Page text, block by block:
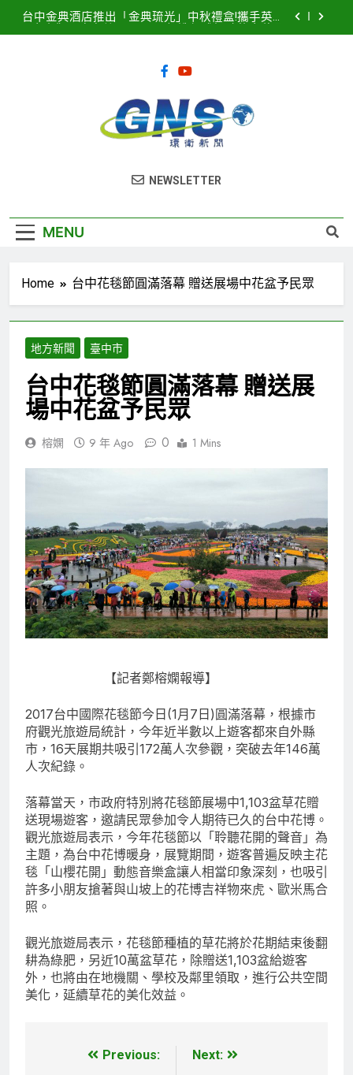
台中金典酒店推出「金典琉光」中秋禮盒!攜手英國
聯打造臺中海線地方創生新品牌
勢公布 點燃台中海線夏日熱潮
臺中港全面導入智慧LED路燈 優化節能成效暨強化
2025濱海搖滾音樂祭記者會隆重登場！豪華卡司強
環衛新聞
NEWSLETTER
MENU
Home 台中花毯節圓滿落幕 贈送展場中花盆予民眾
地方新聞 臺中市
台中花毯節圓滿落幕 贈送展
場中花盆予民眾
榕嫻 9 年 Ago 0 1 Mins
【記者鄭榕嫻報導】
2017台中國際花毯節今日(1月7日)圓滿落幕，根據市
府觀光旅遊局統計，今年近半數以上遊客都來自外縣
市，16天展期共吸引172萬人次參觀，突破去年146萬
人次紀錄。
落幕當天，市政府特別將花毯節展場中1,103盆草花贈
送現場遊客，邀請民眾參加令人期待已久的台中花博。
觀光旅遊局表示，今年花毯節以「聆聽花開的聲音」為
主題，為台中花博暖身，展覽期間，遊客普遍反映主花
毯「山櫻花開」動態音樂盒讓人相當印象深刻，也吸引
許多小朋友搶著與山坡上的花博吉祥物來虎、歐米馬合
照。
觀光旅遊局表示，花毯節種植的草花將於花期結束後翻
耕為綠肥，另近10萬盆草花，除贈送1,103盆給遊客
外，也將由在地機關、學校及鄰里領取，進行公共空間
美化，延續草花的美化效益。
Previous:
Next: